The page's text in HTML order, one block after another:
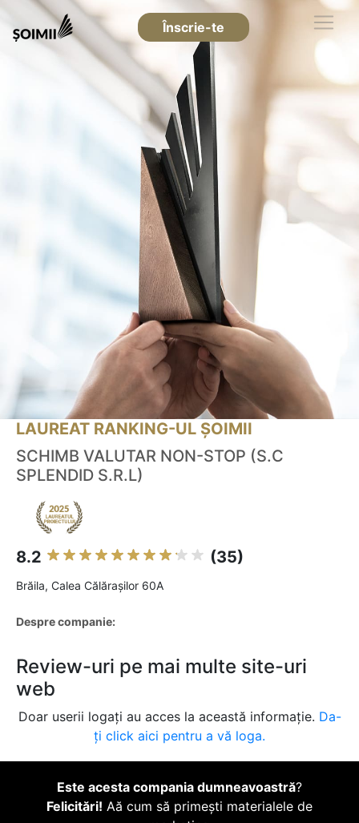
Înscrie-te
LAUREAT RANKING-UL ȘOIMII
SCHIMB VALUTAR NON-STOP (S.C
SPLENDID S.R.L)
8.2 (35)
Brăila, Calea Călărașilor 60A
Despre companie:
Review-uri pe mai multe site-uri
web
Doar userii logați au acces la această informație. Da-
ți click aici pentru a vă loga.
Este acesta compania dumneavoastră?
Felicitări! Aă cum să primești materialele de